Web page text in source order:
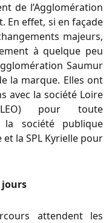
de l’Agglomération
En effet, si en façade
majeurs,
à quelque peu
Saumur
la marque. Elles ont
avec la société Loire
pour toute
la société publique
la SPL Kyrielle pour
jours
attendent les